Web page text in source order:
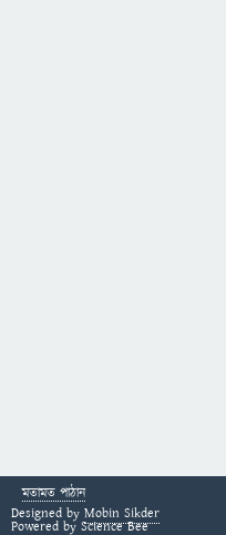
মতামত পাঠান
Designed by Mobin Sikder
Powered by Science Bee